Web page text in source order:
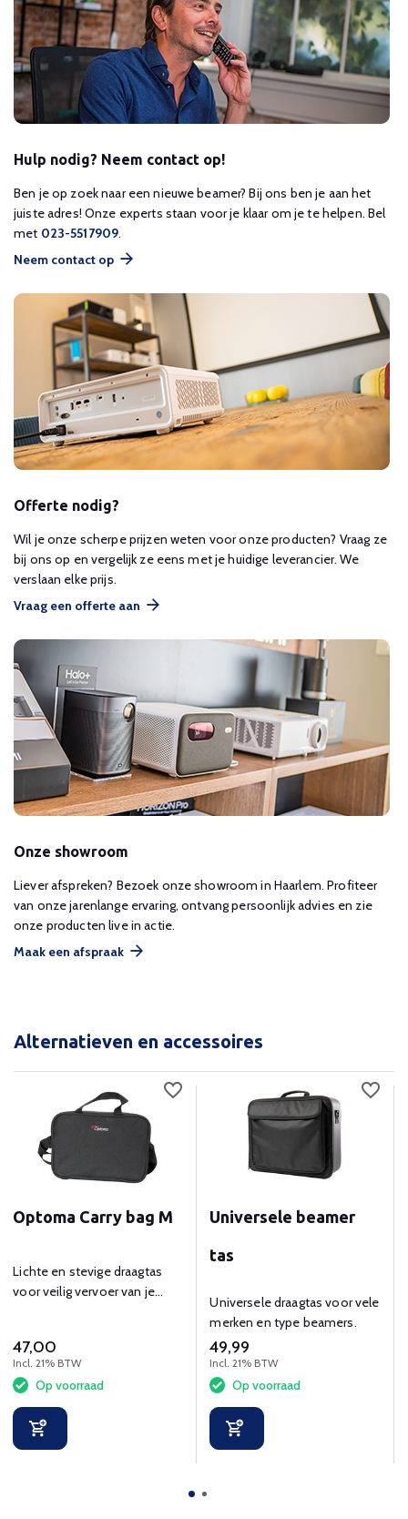
Hulp nodig? Neem contact op!
Ben je op zoek naar een nieuwe beamer? Bij ons ben je aan het
juiste adres! Onze experts staan voor je klaar om je te helpen. Bel
met 023-5517909.
Neem contact op
Offerte nodig?
Wil je onze scherpe prijzen weten voor onze producten? Vraag ze
bij ons op en vergelijk ze eens met je huidige leverancier. We
verslaan elke prijs.
Vraag een offerte aan
Onze showroom
Liever afspreken? Bezoek onze showroom in Haarlem. Profiteer
van onze jarenlange ervaring, ontvang persoonlijk advies en zie
onze producten live in actie.
Maak een afspraak
Alternatieven en accessoires
Optoma Carry bag M
Lichte en stevige draagtas
voor veilig vervoer van je
47,00
Incl. 21% BTW
Op voorraad
Universele beamer
tas
Universele draagtas voor vele
merken en type beamers.
49,99
Incl. 21% BTW
Op voorraad